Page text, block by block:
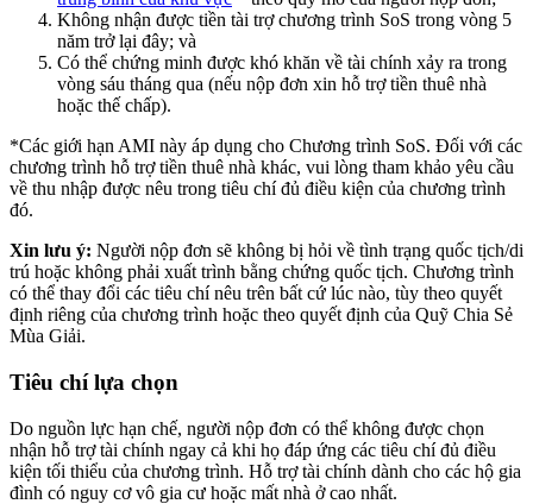
Không nhận được tiền tài trợ chương trình SoS trong vòng 5
năm trở lại đây; và
Có thể chứng minh được khó khăn về tài chính xảy ra trong
vòng sáu tháng qua (nếu nộp đơn xin hỗ trợ tiền thuê nhà
hoặc thế chấp).
*Các giới hạn AMI này áp dụng cho Chương trình SoS. Đối với các
chương trình hỗ trợ tiền thuê nhà khác, vui lòng tham khảo yêu cầu
về thu nhập được nêu trong tiêu chí đủ điều kiện của chương trình
đó.
Xin lưu ý: Người nộp đơn sẽ không bị hỏi về tình trạng quốc tịch/di
trú hoặc không phải xuất trình bằng chứng quốc tịch. Chương trình
có thể thay đổi các tiêu chí nêu trên bất cứ lúc nào, tùy theo quyết
định riêng của chương trình hoặc theo quyết định của Quỹ Chia Sẻ
Mùa Giải.
Tiêu chí lựa chọn
Do nguồn lực hạn chế, người nộp đơn có thể không được chọn
nhận hỗ trợ tài chính ngay cả khi họ đáp ứng các tiêu chí đủ điều
kiện tối thiểu của chương trình. Hỗ trợ tài chính dành cho các hộ gia
đình có nguy cơ vô gia cư hoặc mất nhà ở cao nhất.